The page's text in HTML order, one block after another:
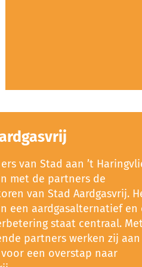
van Stad aan ’t
met de partners de
van Stad Aardgasvrij.
een aardgasalternatief en
staat centraal.
partners werken zij aan
een overstap naar